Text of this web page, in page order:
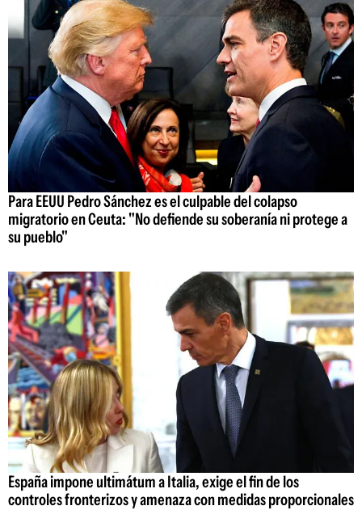
Para EEUU Pedro Sánchez es el culpable del colapso
migratorio en Ceuta: "No defiende su soberanía ni protege a
su pueblo"
España impone ultimátum a Italia, exige el fin de los
controles fronterizos y amenaza con medidas proporcionales